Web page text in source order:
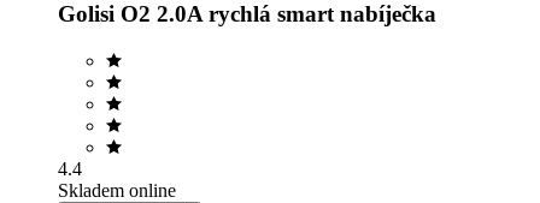
Golisi O2 2.0A rychlá smart nabíječka
4.4
Skladem online